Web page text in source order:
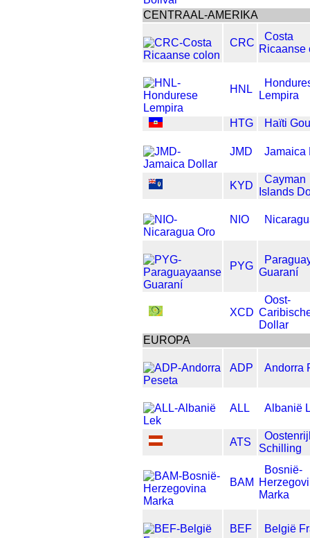
CENTRAAL-AMERIKA
CRC
Costa
Ricaanse
HNL
Lempira
HTG Haïti
JMD Jamaica
KYD
Cayman
Islands
NIO
PYG
Guaraní
XCD
Oost-
Dollar
EUROPA
ADP Andorra
ALL Albanië
ATS
Schilling
BAM
Bosnië-
Marka
BEF België